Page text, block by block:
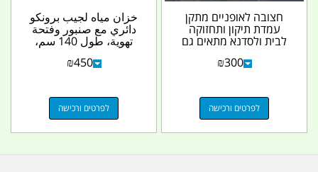
חצובה לאופניים מתקן
עמדת תיקון ותחזוקה
לבית ולסדנא מתאים גם
₪300
לפרטים ורכישה
خزان مياه لجيب برونكو
دائري مع صنبور وفتحة
تهوية، طول 140 سم،
قطر 16 سم، سعة...
₪450
לפרטים ורכישה